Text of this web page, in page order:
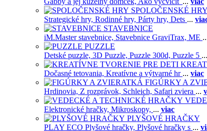
SPOLOČENSKÉ HRY
Strategické hry, Rodinné hry, Párty hry, Dets ...
STAVEBNICE
iM.Master stavebnice, Stavebnice GraviTrax, ME
PUZZLE
Detské puzzle, 3D Puzzle, Puzzle 300d, Puzzle 5 ...
Dočasné tetovania, Kreatívne a výtvarné hr ... viac
FIGÚRKY A
Hrdinovia, Z rozprávok, Schleich, Safari zviera ...
Elektronické hračky, Mikroskopy, ... viac
PLYŠOVÉ HRAČKY
PLAY ECO Plyšové hračky, Plyšové hračky s ...